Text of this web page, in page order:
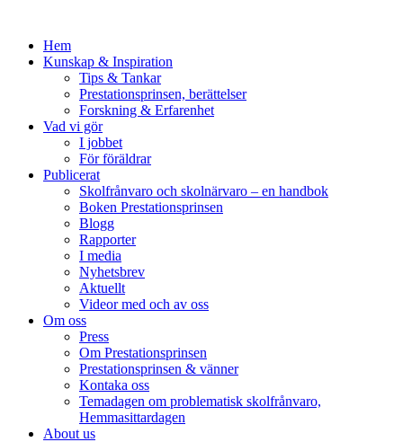
Hem
Kunskap & Inspiration
Tips & Tankar
Prestationsprinsen, berättelser
Forskning & Erfarenhet
Vad vi gör
I jobbet
För föräldrar
Publicerat
Skolfrånvaro och skolnärvaro – en handbok
Boken Prestationsprinsen
Blogg
Rapporter
I media
Nyhetsbrev
Aktuellt
Videor med och av oss
Om oss
Press
Om Prestationsprinsen
Prestationsprinsen & vänner
Kontaka oss
Temadagen om problematisk skolfrånvaro,
Hemmasittardagen
About us